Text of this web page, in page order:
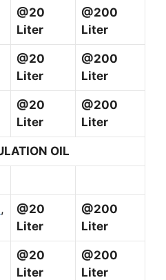
@20
Liter
@200
Liter
@20
Liter
@200
Liter
@20
Liter
@200
Liter
OIL
,
@20
Liter
@200
Liter
@20
Liter
@200
Liter